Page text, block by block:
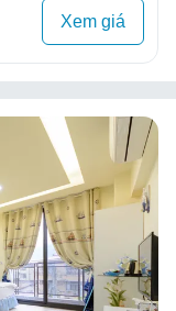
Xem giá